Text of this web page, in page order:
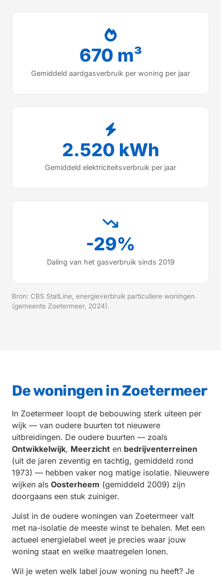
670 m³
Gemiddeld aardgasverbruik per woning per jaar
2.520 kWh
Gemiddeld elektriciteitsverbruik per jaar
-29%
Daling van het gasverbruik sinds 2019
Bron: CBS StatLine, energieverbruik particuliere woningen
(gemeente Zoetermeer, 2024).
De woningen in Zoetermeer
In Zoetermeer loopt de bebouwing sterk uiteen per
wijk — van oudere buurten tot nieuwere
uitbreidingen. De oudere buurten — zoals
Ontwikkelwijk, Meerzicht en bedrijventerreinen
(uit de jaren zeventig en tachtig, gemiddeld rond
1973) — hebben vaker nog matige isolatie. Nieuwere
wijken als Oosterheem (gemiddeld 2009) zijn
doorgaans een stuk zuiniger.
Juist in de oudere woningen van Zoetermeer valt
met na-isolatie de meeste winst te behalen. Met een
actueel energielabel weet je precies waar jouw
woning staat en welke maatregelen lonen.
Wil je weten welk label jouw woning nu heeft? Je